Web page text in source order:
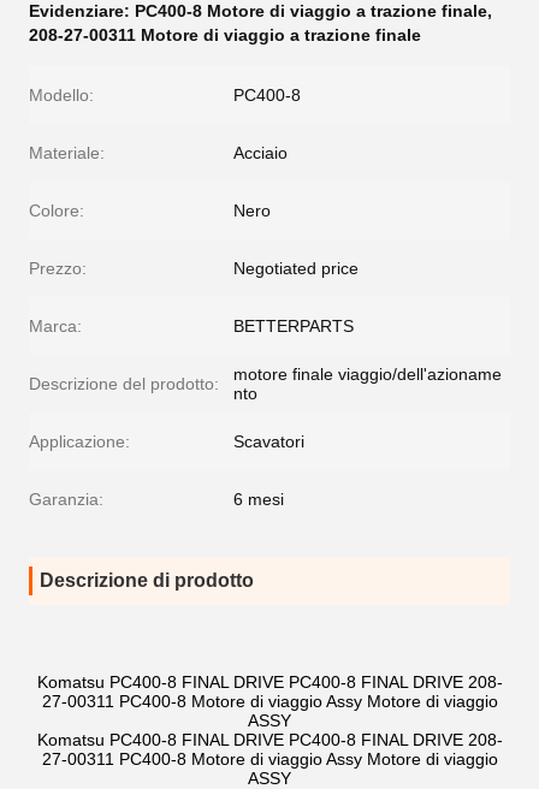
Evidenziare: PC400-8 Motore di viaggio a trazione finale,
208-27-00311 Motore di viaggio a trazione finale
Modello: PC400-8
Materiale: Acciaio
Colore: Nero
Prezzo: Negotiated price
Marca: BETTERPARTS
Descrizione del prodotto:
motore finale viaggio/dell'azioname
nto
Applicazione: Scavatori
Garanzia: 6 mesi
Descrizione di prodotto
Komatsu PC400-8 FINAL DRIVE PC400-8 FINAL DRIVE 208-
27-00311 PC400-8 Motore di viaggio Assy Motore di viaggio
ASSY
Komatsu PC400-8 FINAL DRIVE PC400-8 FINAL DRIVE 208-
27-00311 PC400-8 Motore di viaggio Assy Motore di viaggio
ASSY